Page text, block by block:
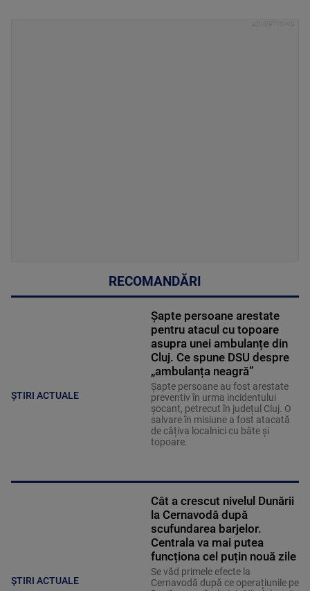
RECOMANDĂRI
ȘTIRI ACTUALE
Șapte persoane arestate
pentru atacul cu topoare
asupra unei ambulanțe din
Cluj. Ce spune DSU despre
„ambulanța neagră”
Șapte persoane au fost arestate
preventiv în urma incidentului
șocant, petrecut în județul Cluj. O
salvare în misiune a fost atacată
de câțiva localnici cu bâte și
topoare.
ȘTIRI ACTUALE
Cât a crescut nivelul Dunării
la Cernavodă după
scufundarea barjelor.
Centrala va mai putea
funcționa cel puțin nouă zile
Se văd primele efecte la
Cernavodă după ce operațiunile pe